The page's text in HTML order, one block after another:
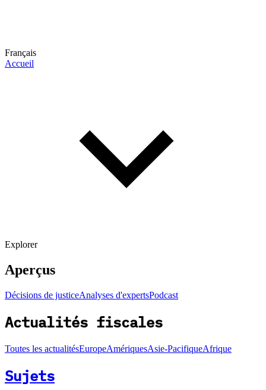
Français
Accueil
Explorer
Aperçus
Décisions de justiceAnalyses d'expertsPodcast
Actualités fiscales
Toutes les actualitésEuropeAmériquesAsie-PacifiqueAfrique
Sujets